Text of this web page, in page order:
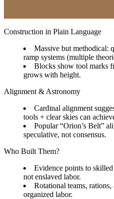
Construction in Plain Language
Massive but methodical:
ramp systems (multiple
Blocks show tool marks
grows with height.
Alignment & Astronomy
Cardinal alignment
tools + clear skies can
Popular “Orion’s Belt”
speculative, not consensus.
Who Built Them?
Evidence points to
not enslaved labor.
Rotational teams,
organized labor.